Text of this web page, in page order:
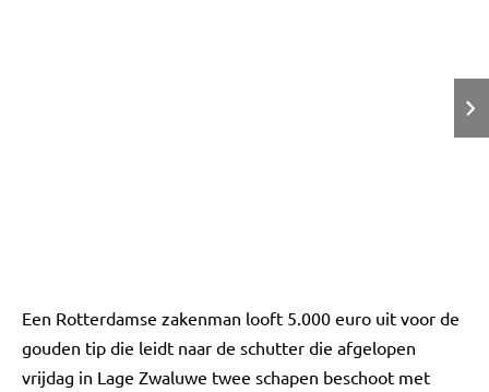
Een Rotterdamse zakenman looft 5.000 euro uit voor de
gouden tip die leidt naar de schutter die afgelopen
vrijdag in Lage Zwaluwe twee schapen beschoot met